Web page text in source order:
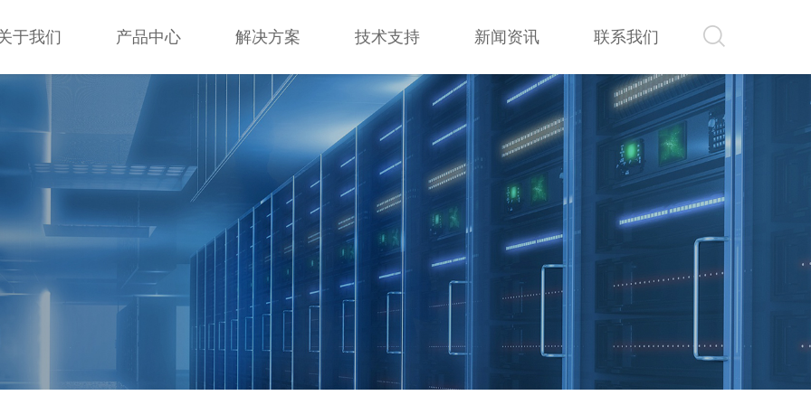
于我们 产品中心
产品中心
解决方案
解决方案
技术支持
技术支持
新闻资讯
新闻资讯
联系我们
联系我们